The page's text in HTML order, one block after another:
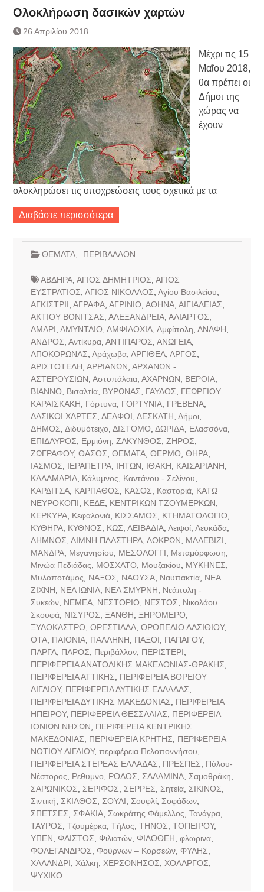
Ολοκλήρωση δασικών χαρτών
26 Απριλίου 2018
Μέχρι τις 15
Μαΐου 2018,
θα πρέπει οι
Δήμοι της
χώρας να
έχουν
ολοκληρώσει τις υποχρεώσεις τους σχετικά με τα
Διαβάστε περισσότερα
ΘΕΜΑΤΑ, ΠΕΡΙΒΑΛΛΟΝ
ΑΒΔΗΡΑ, ΑΓΙΟΣ ΔΗΜΗΤΡΙΟΣ ΑΓΙΟΣ
ΕΥΣΤΡΑΤΙΟΣ ΑΓΙΟΣ ΝΙΚΟΛΑΟΣ Αγίου Βασιλείου
ΑΓΚΙΣΤΡΙΙ ΑΓΡΑΦΑ, ΑΓΡΙΝΙΟ ΑΘΗΝΑ, ΑΙΓΙΑΛΕΙΑΣ
ΑΚΤΙΟΥ ΒΟΝΙΤΣΑΣ ΑΛΕΞΑΝΔΡΕΙΑ, ΑΛΙΑΡΤΟΣ
ΑΜΑΡΙ ΑΜΥΝΤΑΙΟ ΑΜΦΙΛΟΧΙΑ, Αμφίπολη ΑΝΑΦΗ
ΑΝΔΡΟΣ Αντίκυρα, ΑΝΤΙΠΑΡΟΣ ΑΝΩΓΕΙΑ,
ΑΠΟΚΟΡΩΝΑΣ Αράχωβα, ΑΡΓΙΘΕΑ, ΑΡΓΟΣ
ΑΡΙΣΤΟΤΕΛΗ ΑΡΡΙΑΝΩΝ ΑΡΧΑΝΩΝ -
ΑΣΤΕΡΟΥΣΙΩΝ Αστυπάλαια, ΑΧΑΡΝΩΝ ΒΕΡΟΙΑ,
ΒΙΑΝΝΟ
Βισαλτία, ΒΥΡΩΝΑΣ ΓΑΥΔΟΣ
ΓΕΩΡΓΙΟΥ
ΚΑΡΑΙΣΚΑΚΗ
Γόρτυνα, ΓΟΡΤΥΝΙΑ, ΓΡΕΒΕΝΑ,
ΔΑΣΙΚΟΙ ΧΑΡΤΕΣ ΔΕΛΦΟΙ ΔΕΣΚΑΤΗ Δήμοι,
ΔΗΜΟΣ Διδυμότειχο ΔΙΣΤΟΜΟ ΔΩΡΙΔΑ, Ελασσόνα,
ΕΠΙΔΑΥΡΟΣ
Ερμιόνη ΖΑΚΥΝΘΟΣ ΖΗΡΟΣ
ΖΩΓΡΑΦΟΥ, ΘΑΣΟΣ ΘΕΜΑΤΑ, ΘΕΡΜΟ ΘΗΡΑ,
ΙΑΣΜΟΣ
ΙΕΡΑΠΕΤΡΑ, ΙΗΤΩΝ ΙΘΑΚΗ ΚΑΙΣΑΡΙΑΝΗ
ΚΑΛΑΜΑΡΙΑ, Κάλυμνος Καντάνου - Σελίνου
ΚΑΡΔΙΤΣΑ, ΚΑΡΠΑΘΟΣ ΚΑΣΟΣ Καστοριά, ΚΑΤΩ
ΝΕΥΡΟΚΟΠΙ
ΚΕΔΕ, ΚΕΝΤΡΙΚΩΝ ΤΖΟΥΜΕΡΚΩΝ
ΚΕΡΚΥΡΑ, Κεφαλονιά, ΚΙΣΣΑΜΟΣ ΚΤΗΜΑΤΟΛΟΓΙΟ
ΚΥΘΗΡΑ, ΚΥΘΝΟΣ ΚΩΣ ΛΕΙΒΑΔΙΑ, Λειψοί, Λευκάδα,
ΛΗΜΝΟΣ ΛΙΜΝΗ ΠΛΑΣΤΗΡΑ, ΛΟΚΡΩΝ ΜΑΛΕΒΙΖΙ
ΜΑΝΔΡΑ, Μεγανησίου ΜΕΣΟΛΟΓΓΙ Μεταμόρφωση
Μινώα Πεδιάδας
ΜΟΣΧΑΤΟ Μουζακίου ΜΥΚΗΝΕΣ
Μυλοποτάμος
ΝΑΞΟΣ ΝΑΟΥΣΑ, Ναυπακτία, ΝΕΑ
ΖΙΧΝΗ
ΝΕΑ ΙΩΝΙΑ, ΝΕΑ ΣΜΥΡΝΗ
Νεάπολη -
Συκεών, ΝΕΜΕΑ, ΝΕΣΤΟΡΙΟ ΝΕΣΤΟΣ
Νικολάου
Σκουφά, ΝΙΣΥΡΟΣ ΞΑΝΘΗ ΞΗΡΟΜΕΡΟ
ΞΥΛΟΚΑΣΤΡΟ ΟΡΕΣΤΙΑΔΑ, ΟΡΟΠΕΔΙΟ ΛΑΣΙΘΙΟΥ,
ΟΤΑ, ΠΑΙΟΝΙΑ, ΠΑΛΛΗΝΗ ΠΑΞΟΙ ΠΑΠΑΓΟΥ,
ΠΑΡΓΑ, ΠΑΡΟΣ Περιβάλλον, ΠΕΡΙΣΤΕΡΙ
ΠΕΡΙΦΕΡΕΙΑ ΑΝΑΤΟΛΙΚΗΣ ΜΑΚΕΔΟΝΙΑΣ-ΘΡΑΚΗΣ
ΠΕΡΙΦΕΡΕΙΑ ΑΤΤΙΚΗΣ
ΠΕΡΙΦΕΡΕΙΑ ΒΟΡΕΙΟΥ
ΑΙΓΑΙΟΥ, ΠΕΡΙΦΕΡΕΙΑ ΔΥΤΙΚΗΣ ΕΛΛΑΔΑΣ
ΠΕΡΙΦΕΡΕΙΑ ΔΥΤΙΚΗΣ ΜΑΚΕΔΟΝΙΑΣ
ΠΕΡΙΦΕΡΕΙΑ
ΗΠΕΙΡΟΥ, ΠΕΡΙΦΕΡΕΙΑ ΘΕΣΣΑΛΙΑΣ
ΠΕΡΙΦΕΡΕΙΑ
ΙΟΝΙΩΝ ΝΗΣΩΝ
ΠΕΡΙΦΕΡΕΙΑ ΚΕΝΤΡΙΚΗΣ
ΜΑΚΕΔΟΝΙΑΣ
ΠΕΡΙΦΕΡΕΙΑ ΚΡΗΤΗΣ
ΠΕΡΙΦΕΡΕΙΑ
ΝΟΤΙΟΥ ΑΙΓΑΙΟΥ, περιφέρεια Πελοποννήσου
ΠΕΡΙΦΕΡΕΙΑ ΣΤΕΡΕΑΣ ΕΛΛΑΔΑΣ
ΠΡΕΣΠΕΣ
Πύλου-
Νέστορος
Ρεθυμνο ΡΟΔΟΣ ΣΑΛΑΜΙΝΑ, Σαμοθράκη
ΣΑΡΩΝΙΚΟΣ
ΣΕΡΙΦΟΣ ΣΕΡΡΕΣ Σητεία, ΣΙΚΙΝΟΣ
Σιντική
ΣΚΙΑΘΟΣ ΣΟΥΛΙ Σουφλί, Σοφάδων,
ΣΠΕΤΣΕΣ
ΣΦΑΚΙΑ, Σωκράτης Φάμελλος Τανάγρα,
ΤΑΥΡΟΣ Τζουμέρκα, Τήλος ΤΗΝΟΣ ΤΟΠΕΙΡΟΥ,
ΥΠΕΝ
ΦΑΙΣΤΟΣ Φιλιατών, ΦΙΛΟΘΕΗ φλωρινα,
ΦΟΛΕΓΑΝΔΡΟΣ
Φούρνων – Κορσεών, ΦΥΛΗΣ
ΧΑΛΑΝΔΡΙ
Χάλκη ΧΕΡΣΟΝΗΣΟΣ ΧΟΛΑΡΓΟΣ
ΨΥΧΙΚΟ